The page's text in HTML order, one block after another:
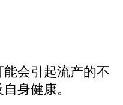
会引起流产的不
身健康。